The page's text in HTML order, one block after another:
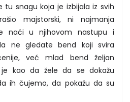
tu snagu koja je izbijala iz svih
majstorski, ni najmanja
naći u njihovom nastupu i
ne gledate bend koji svira
već mlad bend željan
je kao da žele da se dokažu
ih čujemo, da pokažu da su